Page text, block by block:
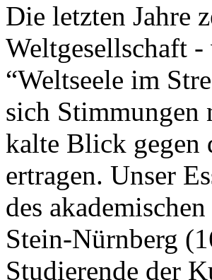
Die letzten Jahre
Weltgesellschaft
“Weltseele im
sich Stimmungen
kalte Blick gegen
ertragen. Unser
des
Stein-Nürnberg
Studierende der